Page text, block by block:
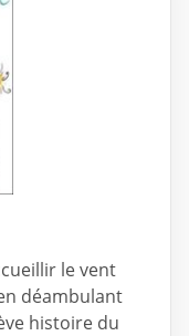
le vent
déambulant
histoire du